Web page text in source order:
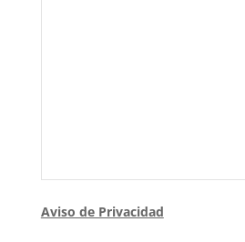
Email
Aviso de Privacidad